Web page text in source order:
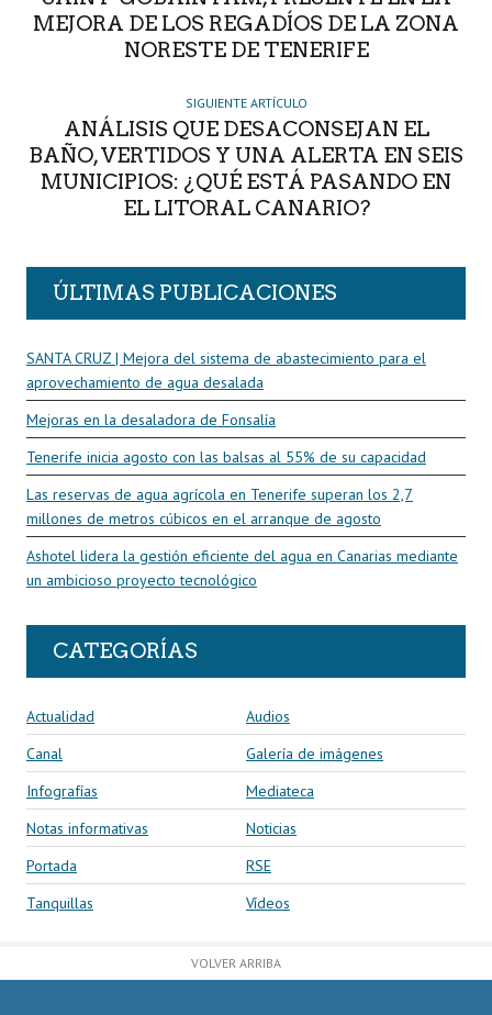
MEJORA DE LOS REGADÍOS DE LA ZONA
NORESTE DE TENERIFE
SIGUIENTE ARTÍCULO
ANÁLISIS QUE DESACONSEJAN EL
BAÑO, VERTIDOS Y UNA ALERTA EN SEIS
MUNICIPIOS: ¿QUÉ ESTÁ PASANDO EN
EL LITORAL CANARIO?
ÚLTIMAS PUBLICACIONES
SANTA CRUZ | Mejora del sistema de abastecimiento para el
aprovechamiento de agua desalada
Mejoras en la desaladora de Fonsalía
Tenerife inicia agosto con las balsas al 55% de su capacidad
Las reservas de agua agrícola en Tenerife superan los 2,7
millones de metros cúbicos en el arranque de agosto
Ashotel lidera la gestión eficiente del agua en Canarias mediante
un ambicioso proyecto tecnológico
CATEGORÍAS
Actualidad
Audios
Canal
Galería de imágenes
Infografías
Mediateca
Notas informativas
Noticias
Portada
RSE
Tanquillas
Vídeos
VOLVER ARRIBA